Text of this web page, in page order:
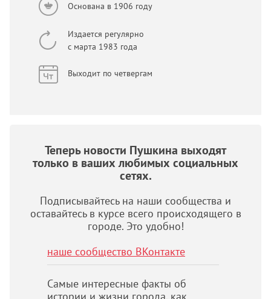
Основана в 1906 году
Издается регулярно
с марта 1983 года
Выходит по четвергам
Теперь новости Пушкина выходят
только в ваших любимых социальных
сетях.
Подписывайтесь на наши сообщества и
оставайтесь в курсе всего происходящего в
городе. Это удобно!
наше сообщество ВКонтакте
Самые интересные факты об